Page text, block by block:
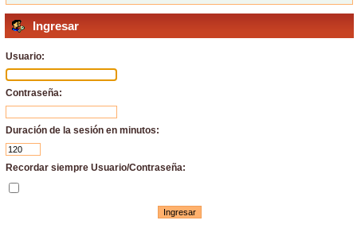
Ingresar
Usuario:
Contraseña:
Duración de la sesión en minutos:
Recordar siempre Usuario/Contraseña: